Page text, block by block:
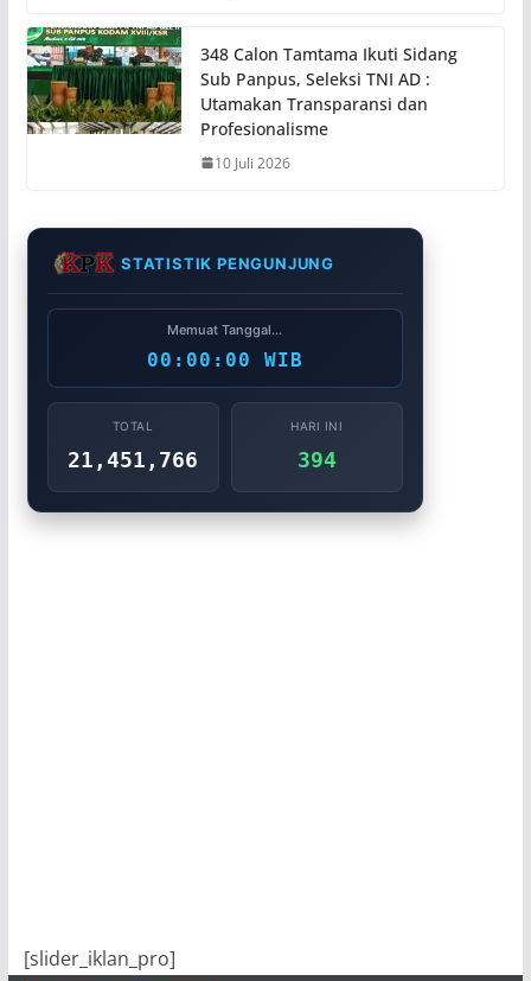
348 Calon Tamtama Ikuti Sidang
Sub Panpus, Seleksi TNI AD :
Utamakan Transparansi dan
Profesionalisme
10 Juli 2026
STATISTIK PENGUNJUNG
Memuat Tanggal...
00:00:00 WIB
TOTAL
21,451,766
HARI INI
394
[slider_iklan_pro]